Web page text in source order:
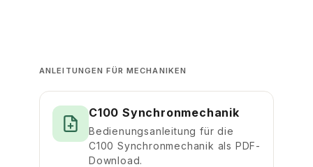
ANLEITUNGEN FÜR MECHANIKEN
C100 Synchronmechanik
Bedienungsanleitung für die
C100 Synchronmechanik als PDF-
Download.